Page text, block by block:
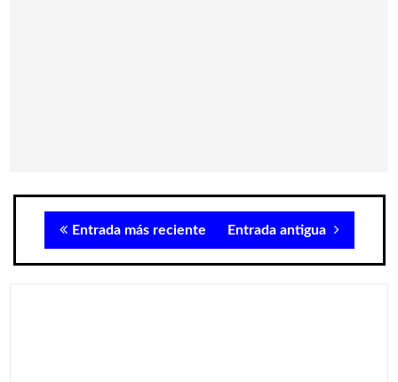
Entrada más reciente Entrada antigua